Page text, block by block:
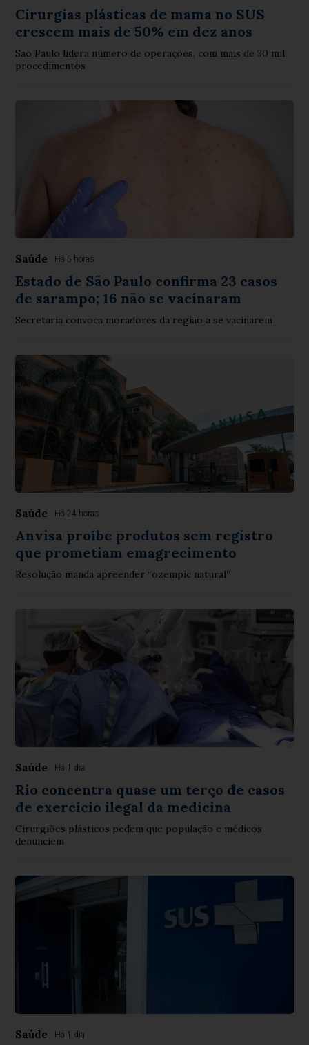
Cirurgias plásticas de mama no SUS
crescem mais de 50% em dez anos
São Paulo lidera número de operações, com mais de 30 mil
procedimentos
Saúde Há 5 horas
Estado de São Paulo confirma 23 casos
de sarampo; 16 não se vacinaram
Secretaria convoca moradores da região a se vacinarem
Saúde Há 24 horas
Anvisa proíbe produtos sem registro
que prometiam emagrecimento
Resolução manda apreender “ozempic natural”
Saúde Há 1 dia
Rio concentra quase um terço de casos
de exercício ilegal da medicina
Cirurgiões plásticos pedem que população e médicos
denunciem
Saúde Há 1 dia